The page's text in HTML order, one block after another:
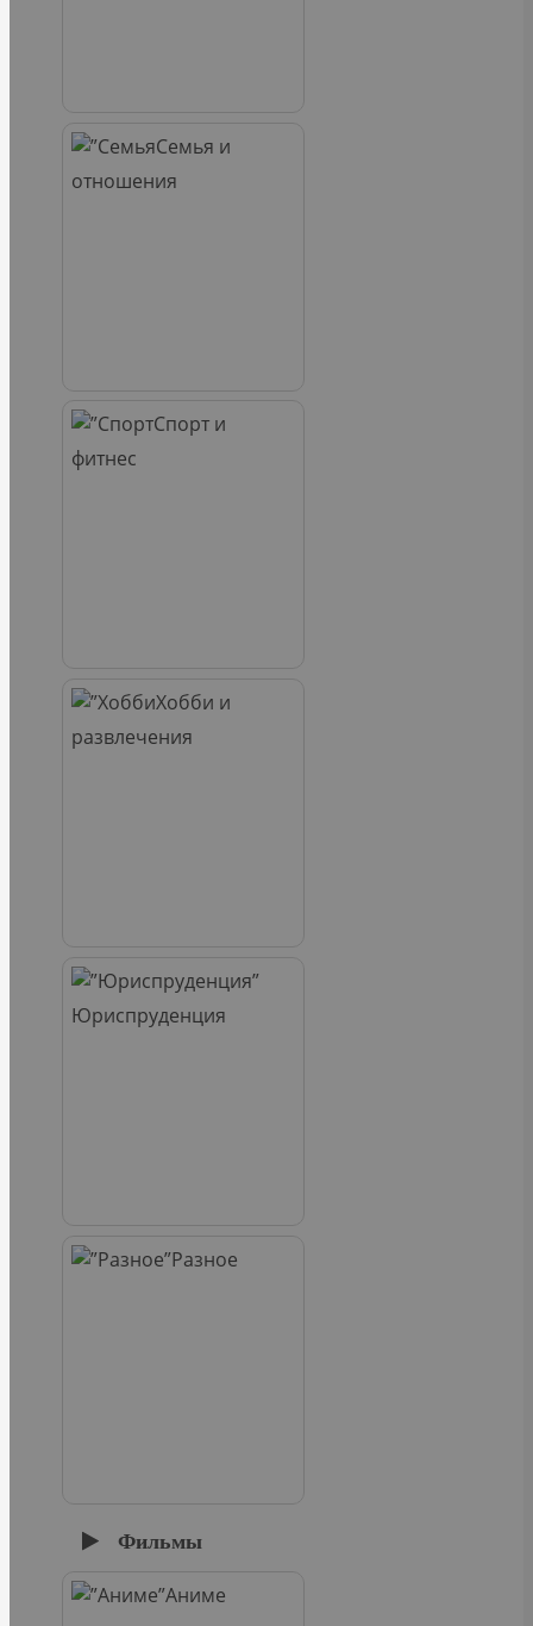
Семья и
отношения
Спорт и
фитнес
Хобби и
развлечения
Юриспруденция
Разное
Фильмы
Аниме